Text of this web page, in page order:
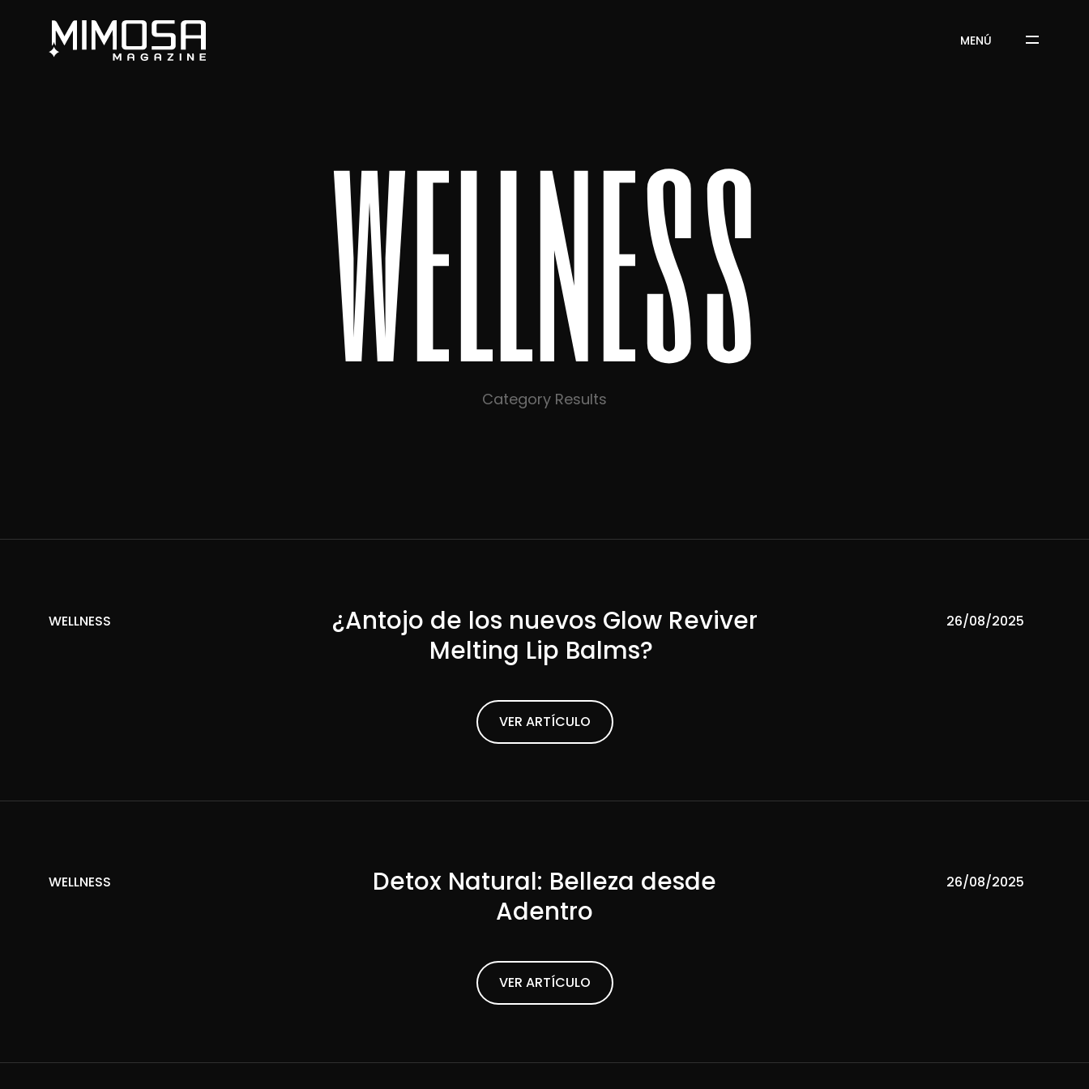
MENÚ
wellness
Category Results
WELLNESS 26/08/2025
¿Antojo de los nuevos Glow Reviver
Melting Lip Balms?
VER ARTÍCULO
WELLNESS 26/08/2025
Detox Natural: Belleza desde
Adentro
VER ARTÍCULO